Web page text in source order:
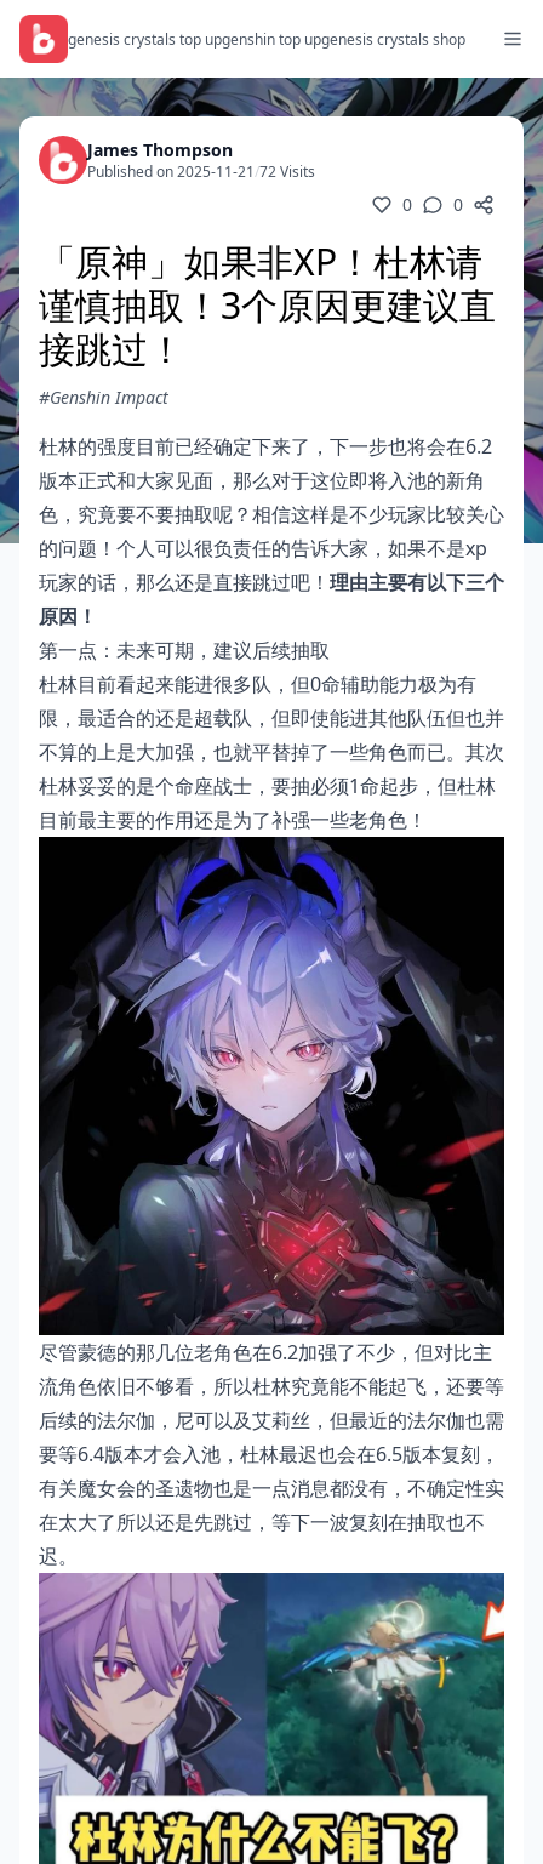
genesis crystals top upgenshin top upgenesis crystals shop
James Thompson
Published on 2025-11-21/72 Visits
0 0
「原神」如果非XP！杜林请
谨慎抽取！3个原因更建议直
接跳过！
#Genshin Impact
杜林的强度目前已经确定下来了，下一步也将会在6.2
版本正式和大家见面，那么对于这位即将入池的新角
色，究竟要不要抽取呢？相信这样是不少玩家比较关心
的问题！个人可以很负责任的告诉大家，如果不是xp
玩家的话，那么还是直接跳过吧！ 理由主要有以下三个
原因！
第一点：未来可期，建议后续抽取
杜林目前看起来能进很多队，但0命辅助能力极为有
限，最适合的还是超载队，但即使能进其他队伍但也并
不算的上是大加强，也就平替掉了一些角色而已。其次
杜林妥妥的是个命座战士，要抽必须1命起步，但杜林
目前最主要的作用还是为了补强一些老角色！
尽管蒙德的那几位老角色在6.2加强了不少，但对比主
流角色依旧不够看，所以杜林究竟能不能起飞，还要等
后续的法尔伽，尼可以及艾莉丝，但最近的法尔伽也需
要等6.4版本才会入池，杜林最迟也会在6.5版本复刻，
有关魔女会的圣遗物也是一点消息都没有，不确定性实
在太大了所以还是先跳过，等下一波复刻在抽取也不
迟。